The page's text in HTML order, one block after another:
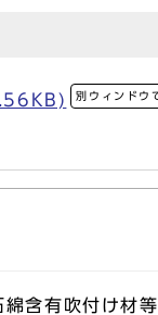
別ウィンドウ
含有吹付け材